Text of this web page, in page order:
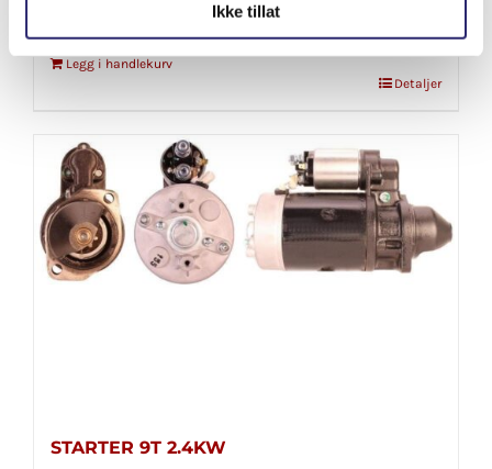
Ikke tillat
Varenummer: els-90212
Legg i handlekurv
Detaljer
STARTER 9T 2.4KW